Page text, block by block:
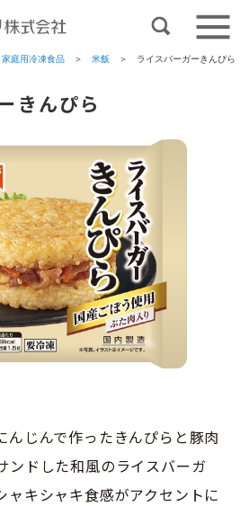
家庭用冷凍食品 ＞米飯 ＞ ライスバーガーきんぴら
んじんで作ったきんぴらと豚肉
ンドした和風のライスバーガ
ャキシャキ食感がアクセントに
きんぴら